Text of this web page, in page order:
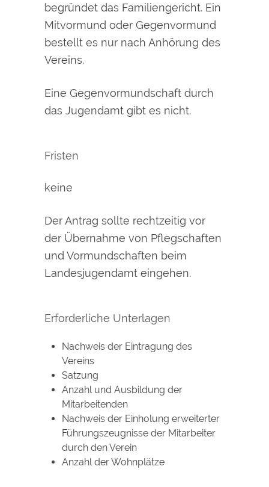
begründet das Familiengericht. Ein
Mitvormund oder Gegenvormund
bestellt es nur nach Anhörung des
Vereins.
Eine Gegenvormundschaft durch
das Jugendamt gibt es nicht.
Fristen
keine
Der Antrag sollte rechtzeitig vor
der Übernahme von Pflegschaften
und Vormundschaften beim
Landesjugendamt eingehen.
Erforderliche Unterlagen
Nachweis der Eintragung des
Vereins
Satzung
Anzahl und Ausbildung der
Mitarbeitenden
Nachweis der Einholung erweiterter
Führungszeugnisse der Mitarbeiter
durch den Verein
Anzahl der Wohnplätze